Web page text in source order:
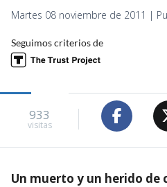
Martes 08 noviembre de 2011 |
Seguimos criterios de
933
visitas
Un muerto y un herido de